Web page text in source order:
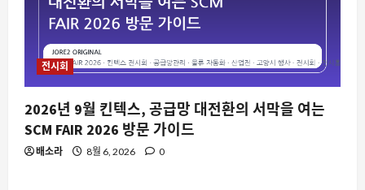
전시회
2026년 9월 킨텍스, 공급망 대전환의 서막을 여는
SCM FAIR 2026 방문 가이드
배소라 8월 6, 2026 0
4
8월 9, 2026 0
5
자동차
닛산이 중국 차를 베껴 개발 기간을 절반
8월 9, 2026 0